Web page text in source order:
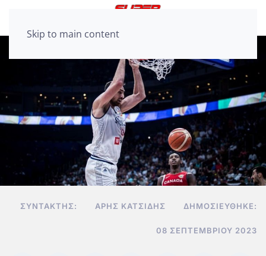
Skip to main content
ΣΥΝΤΆΚΤΗΣ: ΆΡΗΣ ΚΑΤΣΊΔΗΣ ΔΗΜΟΣΙΕΎΘΗΚΕ:
08 ΣΕΠΤΕΜΒΡΊΟΥ 2023